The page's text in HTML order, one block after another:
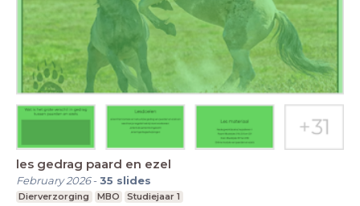
les gedrag paard en ezel
February 2026-35 slides
Dierverzorging MBO Studiejaar 1